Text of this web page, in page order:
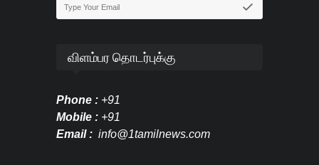
விளம்பர தொடர்புக்கு
Phone : +91
Mobile : +91
Email : info@1tamilnews.com